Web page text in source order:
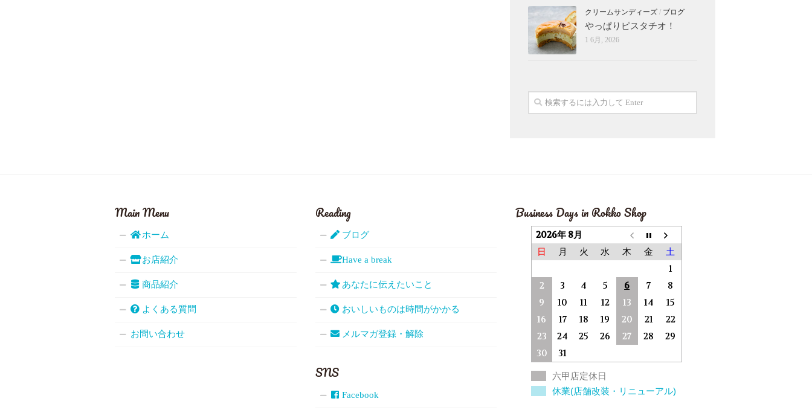
クリームサンディーズ / ブログ
やっぱりピスタチオ！
1 6月, 2026
Main Menu
ホーム
お店紹介
商品紹介
よくある質問
お問い合わせ
Reading
ブログ
Have a break
あなたに伝えたいこと
おいしいものは時間がかかる
メルマガ登録・解除
SNS
Facebook
Business Days in Rokko Shop
2026年 8月
日 月 火 水 木 金 土
1
2
3 4 5 6 7
8
9
10 11 12 13 14
15
16
17 18 19 20 21
22
23
24 25 26 27 28
29
30
31
六甲店定休日
休業(店舗改装・リニューアル)